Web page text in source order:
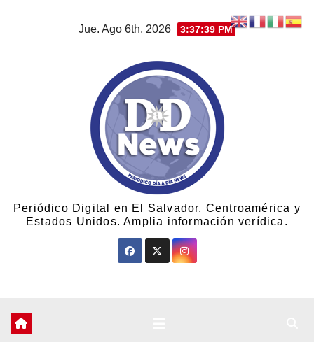
Jue. Ago 6th, 2026 3:37:40 PM
Periódico Digital en El Salvador, Centroamérica y
Estados Unidos. Amplia información verídica.